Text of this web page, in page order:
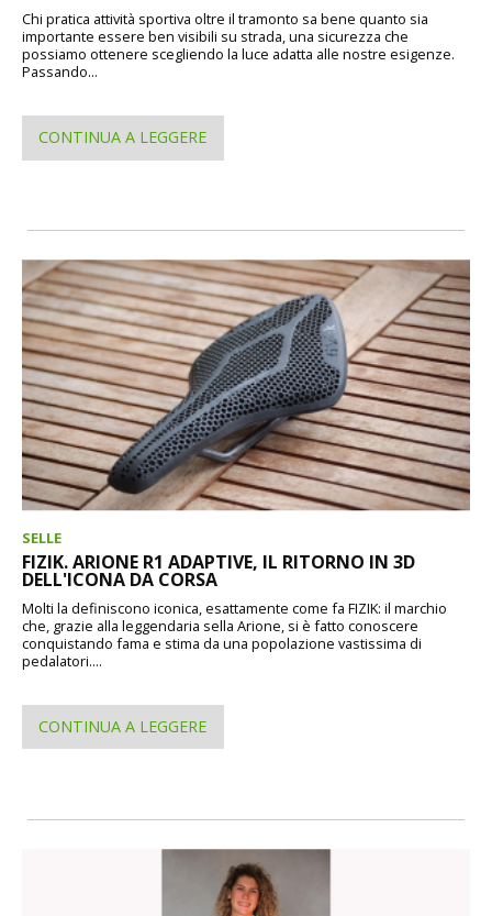
Chi pratica attività sportiva oltre il tramonto sa bene quanto sia
importante essere ben visibili su strada, una sicurezza che
possiamo ottenere scegliendo la luce adatta alle nostre esigenze.
Passando...
CONTINUA A LEGGERE
SELLE
FIZIK. ARIONE R1 ADAPTIVE, IL RITORNO IN 3D
DELL'ICONA DA CORSA
Molti la definiscono iconica, esattamente come fa FIZIK: il marchio
che, grazie alla leggendaria sella Arione, si è fatto conoscere
conquistando fama e stima da una popolazione vastissima di
pedalatori....
CONTINUA A LEGGERE